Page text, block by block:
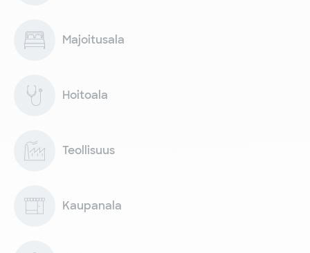
Majoitusala
Hoitoala
Teollisuus
Kaupanala